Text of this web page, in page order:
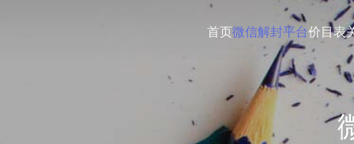
首页微信解封平台价目表